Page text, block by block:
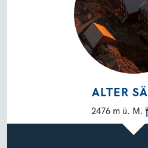
ALTER
2476 m ü. M.